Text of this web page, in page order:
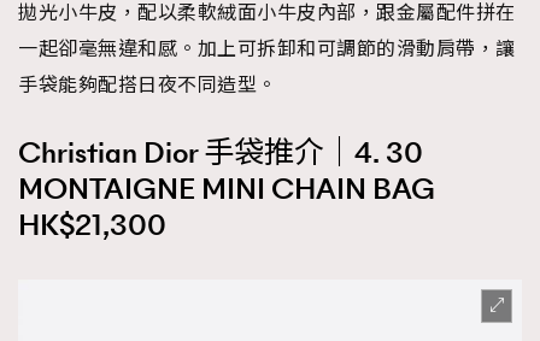
拋光小牛皮，配以柔軟絨面小牛皮內部，跟金屬配件拼在
一起卻毫無違和感。加上可拆卸和可調節的滑動肩帶，讓
手袋能夠配搭日夜不同造型。
Christian Dior 手袋推介｜4. 30
MONTAIGNE MINI CHAIN BAG
HK$21,300